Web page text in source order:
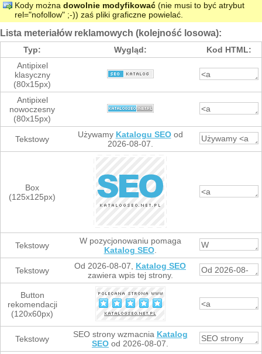
Kody można dowolnie modyfikować (nie musi to być atrybut
rel="nofollow" ;-)) zaś pliki graficzne powielać.
Lista meteriałów reklamowych (kolejność losowa):
Typ: Wygląd:
Kod HTML:
Antipixel
klasyczny
(80x15px)
Antipixel
nowoczesny
(80x15px)
Tekstowy Używamy Katalogu SEOod
2026-08-07.
Box
(125x125px)
Tekstowy
W pozycjonowaniu pomaga
Katalog SEO.
Tekstowy Od 2026-08-07, Katalog SEO
zawiera wpis tej strony.
Button
rekomendacji
(120x60px)
Tekstowy SEO strony wzmacnia Katalog
SEO od 2026-08-07.